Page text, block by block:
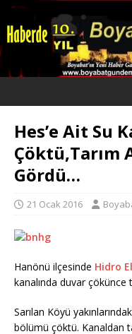
Hes’e Ait Su
Çöktü,Tarım
Gördü…
21 Ocak 2016
Hanönü ilçesinde Hidro
kanalında duvar çökünce
Sarılan Köyü
bölümü çöktü. Kanaldan